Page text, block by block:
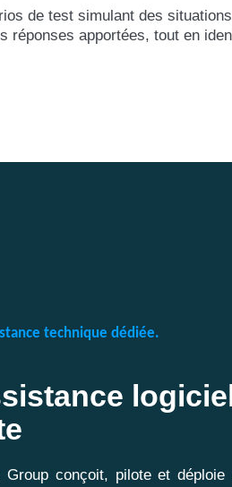
de test simulant des
réponses apportées, tout en
technique dédiée.
conçoit, pilote et déploie